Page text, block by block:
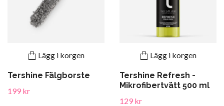
Lägg i korgen
Tershine Fälgborste
199 kr
Lägg i korgen
Tershine Refresh -
Mikrofibertvätt 500 ml
129 kr